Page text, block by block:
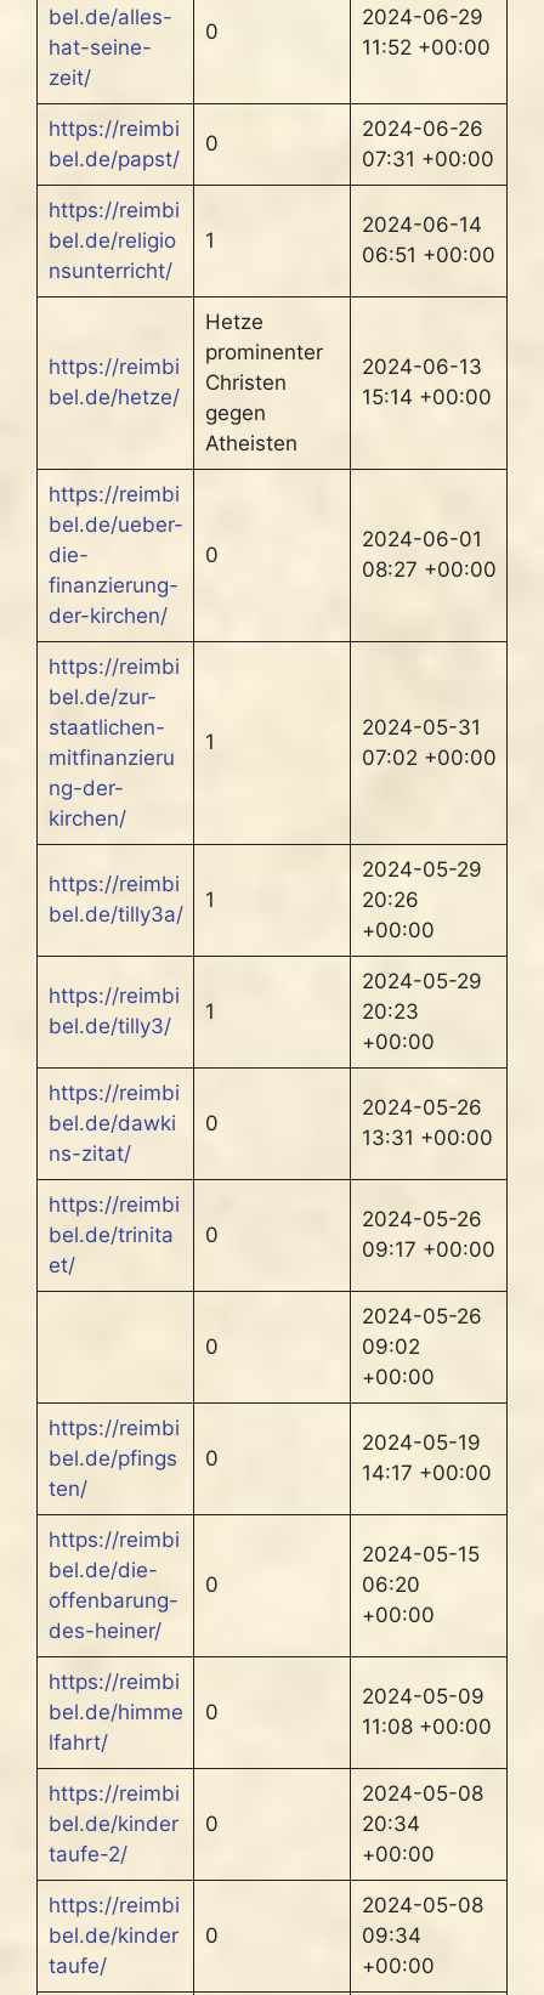
bel.de/alles-
hat-seine-
zeit/
0
2024-06-29
11:52 +00:00
https://reimbi
bel.de/papst/
0
2024-06-26
07:31 +00:00
https://reimbi
bel.de/religio
nsunterricht/
1
2024-06-14
06:51 +00:00
https://reimbi
bel.de/hetze/
Hetze
prominenter
Christen
gegen
Atheisten
2024-06-13
15:14 +00:00
https://reimbi
bel.de/ueber-
die-
finanzierung-
der-kirchen/
0
2024-06-01
08:27 +00:00
https://reimbi
bel.de/zur-
staatlichen-
mitfinanzieru
ng-der-
kirchen/
1
2024-05-31
07:02 +00:00
https://reimbi
bel.de/tilly3a/
1
2024-05-29
20:26
+00:00
https://reimbi
bel.de/tilly3/
1
2024-05-29
20:23
+00:00
https://reimbi
bel.de/dawki
ns-zitat/
0
2024-05-26
13:31 +00:00
https://reimbi
bel.de/trinita
et/
0
2024-05-26
09:17 +00:00
0
2024-05-26
09:02
+00:00
https://reimbi
bel.de/pfings
ten/
0
2024-05-19
14:17 +00:00
https://reimbi
bel.de/die-
offenbarung-
des-heiner/
0
2024-05-15
06:20
+00:00
https://reimbi
bel.de/himme
lfahrt/
0
2024-05-09
11:08 +00:00
https://reimbi
bel.de/kinder
taufe-2/
0
2024-05-08
20:34
+00:00
https://reimbi
bel.de/kinder
taufe/
0
2024-05-08
09:34
+00:00